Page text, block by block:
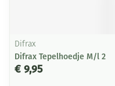
Difrax
Difrax Tepelhoedje M/l 2
€ 9,95